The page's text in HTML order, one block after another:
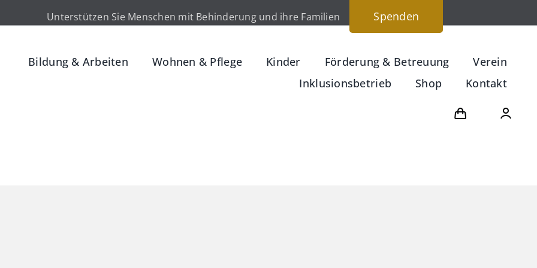
Unterstützen Sie Menschen mit Behinderung und ihre Familien Spenden
Bildung & Arbeiten Wohnen & Pflege Kinder Förderung & Betreuung
Verein
Inklusionsbetrieb
Shop Kontakt